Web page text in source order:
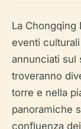
La Chongqing
eventi
annunciati sul
troveranno
torre e nella
panoramiche
confluenza